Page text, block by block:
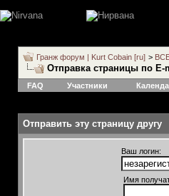
Гранж форум | Kurt Cobain [ru] >
Отправка страницы по E-
FAQ Участники
Отправить эту страницу другу
Ваш логин:
Имя